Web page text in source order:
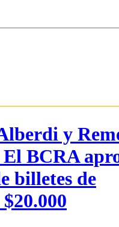
y
BCRA
billetes de